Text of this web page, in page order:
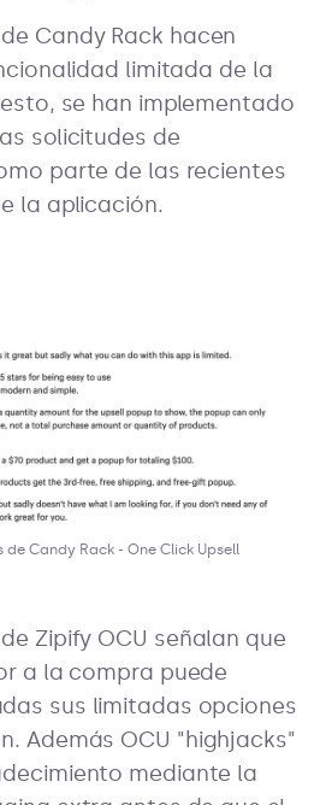
Candy Rack hacen
limitada de la
se han implementado
solicitudes de
parte de las recientes
la aplicación.
Candy Rack - One Click Upsell
Zipify OCU señalan que
a la compra puede
sus limitadas opciones
Además OCU "highjacks"
mediante la